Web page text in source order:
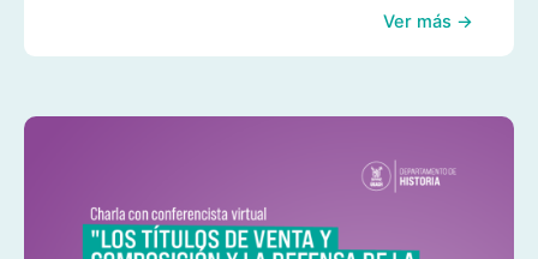
Ver más →